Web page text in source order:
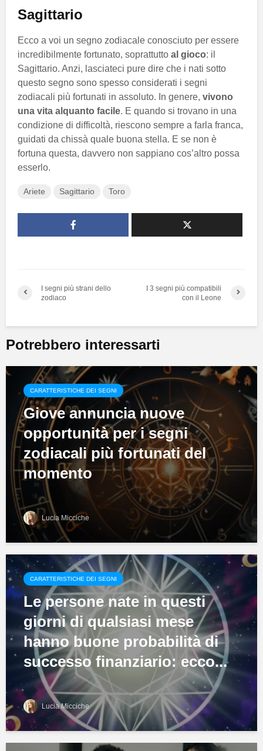
Sagittario
Ecco a voi un segno zodiacale conosciuto per essere
incredibilmente fortunato, soprattutto al gioco: il
Sagittario. Anzi, lasciateci pure dire che i nati sotto
questo segno sono spesso considerati i segni
zodiacali più fortunati in assoluto. In genere, vivono
una vita alquanto facile. E quando si trovano in una
condizione di difficoltà, riescono sempre a farla franca,
guidati da chissà quale buona stella. E se non è
fortuna questa, davvero non sappiano cos’altro possa
esserlo.
Ariete Sagittario Toro
I segni più strani dello
zodiaco
I 3 segni più compatibili
con il Leone
Potrebbero interessarti
CARATTERISTICHE DEI SEGNI
Giove annuncia nuove
opportunità per i segni
zodiacali più fortunati del
momento
Lucia Micciche
CARATTERISTICHE DEI SEGNI
Le persone nate in questi
giorni di qualsiasi mese
hanno buone probabilità di
successo finanziario: ecco...
Lucia Micciche